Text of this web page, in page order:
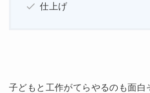
仕上げ
子どもと工作がてらやるのも面白